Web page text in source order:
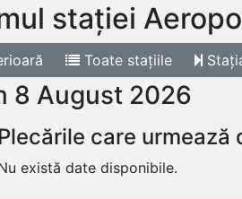
stației
Toate stațiile
8 August 2026
Plecările care urmează
există date disponibile.